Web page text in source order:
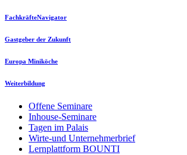
FachkräfteNavigator
Gastgeber der Zukunft
Europa Miniköche
Weiterbildung
Offene Seminare
Inhouse-Seminare
Tagen im Palais
Wirte-und Unternehmerbrief
Lernplattform BOUNTI